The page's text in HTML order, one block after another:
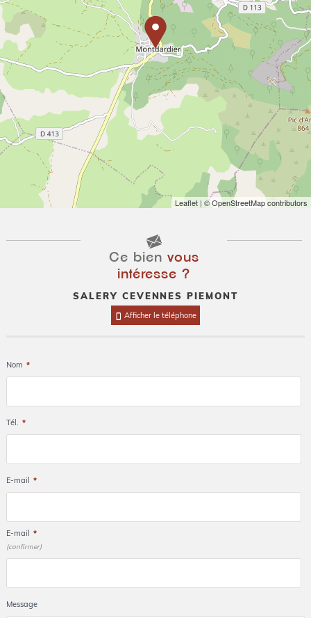
Leaflet | © OpenStreetMap contributors
Ce bien vous
intéresse ?
SALERY CEVENNES PIEMONT
Afficher le téléphone
Nom *
Tél. *
E-mail *
E-mail *
(confirmer)
Message